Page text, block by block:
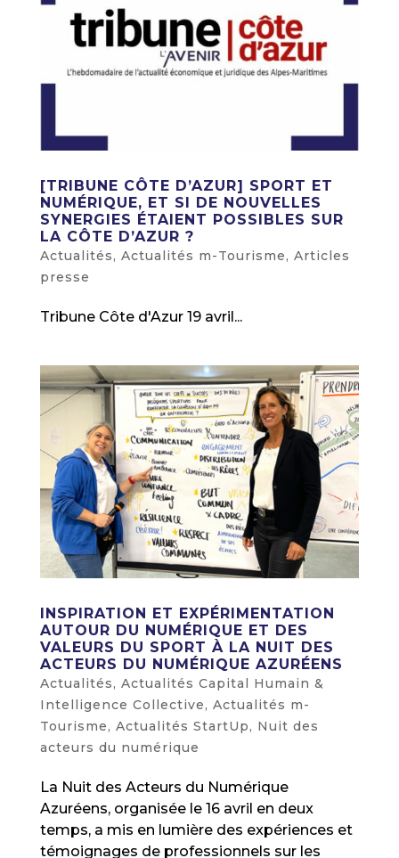
[TRIBUNE CÔTE D’AZUR] SPORT ET
NUMÉRIQUE, ET SI DE NOUVELLES
SYNERGIES ÉTAIENT POSSIBLES SUR
LA CÔTE D’AZUR ?
Actualités, Actualités m-Tourisme, Articles
presse
Tribune Côte d'Azur 19 avril...
INSPIRATION ET EXPÉRIMENTATION
AUTOUR DU NUMÉRIQUE ET DES
VALEURS DU SPORT À LA NUIT DES
ACTEURS DU NUMÉRIQUE AZURÉENS
Actualités, Actualités Capital Humain &
Intelligence Collective, Actualités m-
Tourisme, Actualités StartUp, Nuit des
acteurs du numérique
La Nuit des Acteurs du Numérique
Azuréens, organisée le 16 avril en deux
temps, a mis en lumière des expériences et
témoignages de professionnels sur les